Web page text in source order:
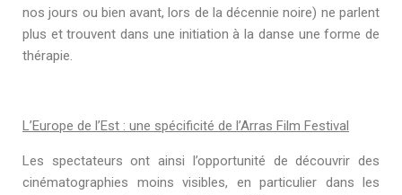
nos jours ou bien avant, lors de la décennie noire) ne parlent
plus et trouvent dans une initiation à la danse une forme de
thérapie.
L’Europe de l’Est : une spécificité de l’Arras Film Festival
Les spectateurs ont ainsi l’opportunité de découvrir des
cinématographies moins visibles, en particulier dans les